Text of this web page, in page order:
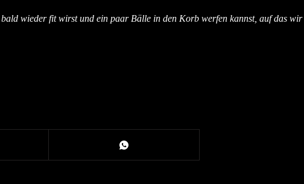
wieder fit wirst und ein paar Bälle in den Korb werfen kannst, auf das